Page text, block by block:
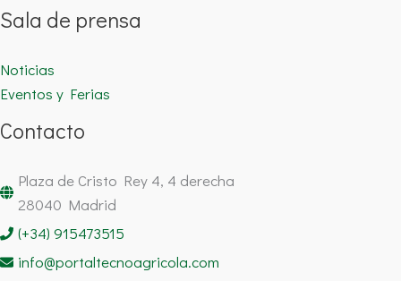
Sala de prensa
Noticias
Eventos y Ferias
Contacto
Plaza de Cristo Rey 4, 4 derecha
28040 Madrid
(+34) 915473515
info@portaltecnoagricola.com